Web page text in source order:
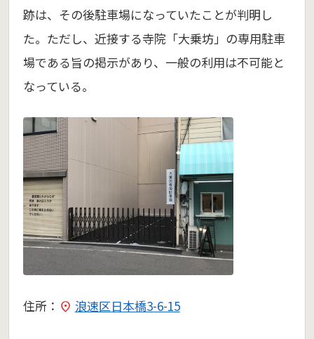
跡は、その後駐車場になっていたことが判明し
た。ただし、近接する寺院「大乗坊」の専用駐車
場である旨の掲示があり、一般の利用は不可能と
なっている。
住所： 浪速区日本橋3-6-15